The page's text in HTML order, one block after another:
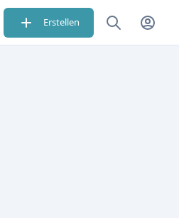
Erstellen